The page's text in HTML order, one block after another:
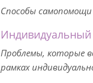
Способы самопомощи
Проблемы, которые
рамках